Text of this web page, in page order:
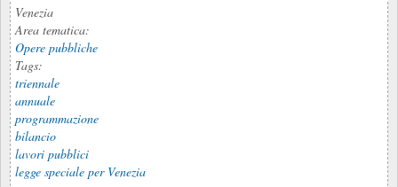
Venezia
Area tematica:
Opere pubbliche
Tags:
triennale
annuale
programmazione
bilancio
lavori pubblici
legge speciale per Venezia